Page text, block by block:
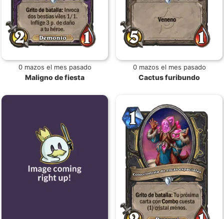
0 mazos el mes pasado
Maligno de fiesta
0 mazos el mes pasado
Cactus furibundo